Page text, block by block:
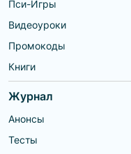
Пси-Игры
Видеоуроки
Промокоды
Книги
Журнал
Анонсы
Тесты